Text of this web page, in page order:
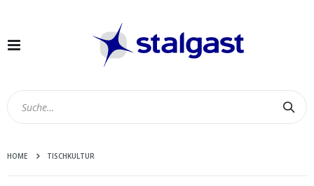
Navigation
HOME TISCHKULTUR